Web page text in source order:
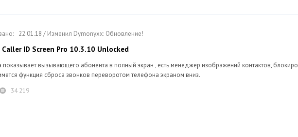
22.01.18 / Изменил Dymonyxx: Обновление!
ID Screen Pro 10.3.10 Unlocked
показывает вызывающего абонента в полный экран , есть менеджер изображений контактов,
функция сброса звонков переворотом телефона экраном вниз.
34 219